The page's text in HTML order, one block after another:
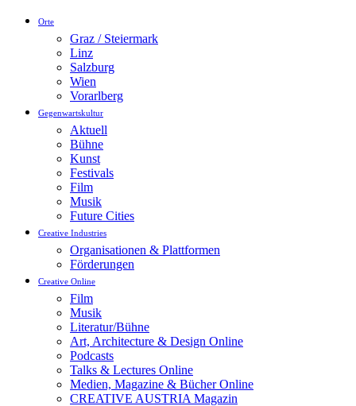
Orte
Graz / Steiermark
Linz
Salzburg
Wien
Vorarlberg
Gegenwartskultur
Aktuell
Bühne
Kunst
Festivals
Film
Musik
Future Cities
Creative Industries
Organisationen & Plattformen
Förderungen
Creative Online
Film
Musik
Literatur/Bühne
Art, Architecture & Design Online
Podcasts
Talks & Lectures Online
Medien, Magazine & Bücher Online
CREATIVE AUSTRIA Magazin